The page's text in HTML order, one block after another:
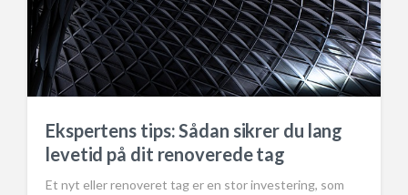
Ekspertens tips: Sådan sikrer du lang
levetid på dit renoverede tag
Et nyt eller renoveret tag er en stor investering, som